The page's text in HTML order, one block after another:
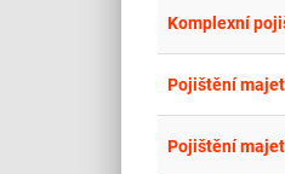
Komplexní
Pojištění